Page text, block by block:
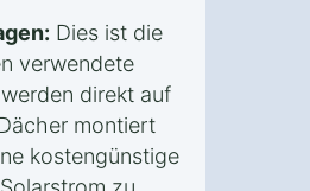
Dies ist die
verwendete
direkt auf
montiert
kostengünstige